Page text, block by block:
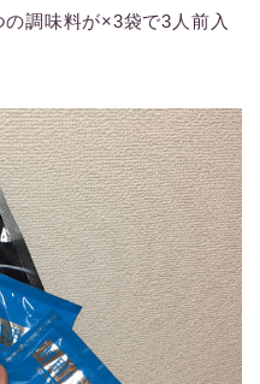
調味料が×3袋で3人前入